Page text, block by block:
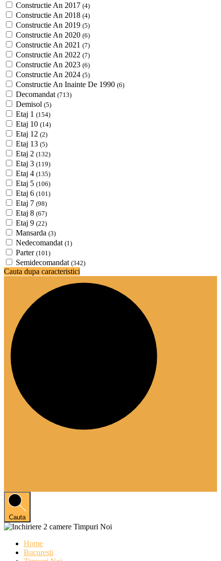
Constructie An 2017 (4)
Constructie An 2018 (4)
Constructie An 2019 (5)
Constructie An 2020 (6)
Constructie An 2021 (7)
Constructie An 2022 (7)
Constructie An 2023 (6)
Constructie An 2024 (5)
Constructie An Inainte De 1990 (6)
Decomandat (713)
Demisol (5)
Etaj 1 (154)
Etaj 10 (14)
Etaj 12 (2)
Etaj 13 (5)
Etaj 2 (132)
Etaj 3 (119)
Etaj 4 (135)
Etaj 5 (106)
Etaj 6 (101)
Etaj 7 (98)
Etaj 8 (67)
Etaj 9 (22)
Mansarda (3)
Nedecomandat (1)
Parter (101)
Semidecomandat (342)
Cauta dupa caracteristici
Cauta
Home
Bucuresti